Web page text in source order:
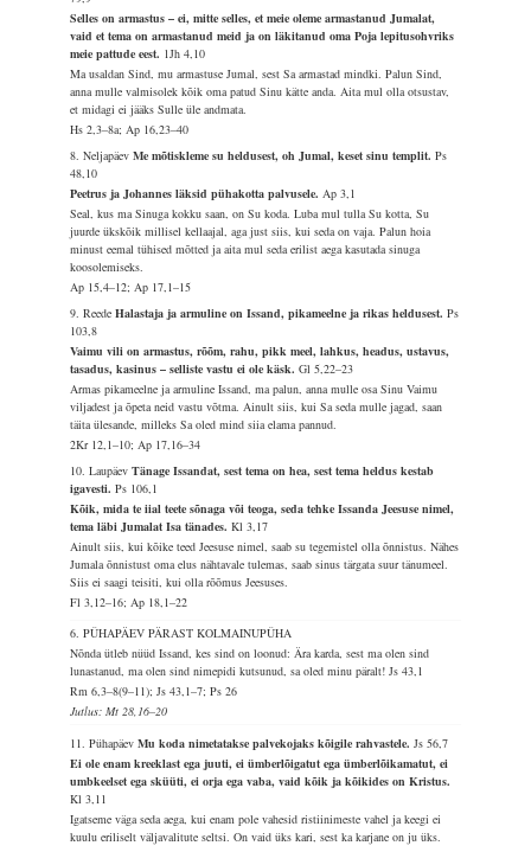
Selles on armastus – ei, mitte selles, et meie oleme armastanud Jumalat,
vaid et tema on armastanud meid ja on läkitanud oma Poja lepitusohvriks
meie pattude eest. 1Jh 4,10
Ma usaldan Sind, mu armastuse Jumal, sest Sa armastad mindki. Palun Sind,
anna mulle valmisolek kõik oma patud Sinu kätte anda. Aita mul olla otsustav,
et midagi ei jääks Sulle üle andmata.
Hs 2,3–8a; Ap 16,23–40
8. NeljapäevMe mõtiskleme su heldusest, oh Jumal, keset sinu templit.Ps
48,10
Peetrus ja Johannes läksid pühakotta palvusele.Ap 3,1
Seal, kus ma Sinuga kokku saan, on Su koda. Luba mul tulla Su kotta, Su
juurde ükskõik millisel kellaajal, aga just siis, kui seda on vaja. Palun hoia
minust eemal tühised mõtted ja aita mul seda erilist aega kasutada sinuga
koosolemiseks.
Ap 15,4–12; Ap 17,1–15
9. ReedeHalastaja ja armuline on Issand, pikameelne ja rikas heldusest.Ps
103,8
Vaimu vili on armastus, rõõm, rahu, pikk meel, lahkus, headus, ustavus,
tasadus, kasinus – selliste vastu ei ole käsk.Gl 5,22–23
Armas pikameelne ja armuline Issand, ma palun, anna mulle osa Sinu Vaimu
viljadest ja õpeta neid vastu võtma. Ainult siis, kui Sa seda mulle jagad, saan
täita ülesande, milleks Sa oled mind siia elama pannud.
2Kr 12,1–10; Ap 17,16–34
10. LaupäevTänage Issandat, sest tema on hea, sest tema heldus kestab
igavesti.Ps 106,1
Kõik, mida te iial teete sõnaga või teoga, seda tehke Issanda Jeesuse nimel,
tema läbi Jumalat Isa tänades.Kl 3,17
Ainult siis, kui kõike teed Jeesuse nimel, saab su tegemistel olla õnnistus. Nähes
Jumala õnnistust oma elus nähtavale tulemas, saab sinus tärgata suur tänumeel.
Siis ei saagi teisiti, kui olla rõõmus Jeesuses.
Fl 3,12–16; Ap 18,1–22
6. PÜHAPÄEV PÄRAST KOLMAINUPÜHA
Nõnda ütleb nüüd Issand, kes sind on loonud: Ära karda, sest ma olen sind
lunastanud, ma olen sind nimepidi kutsunud, sa oled minu päralt!Js 43,1
Rm 6,3–8(9–11); Js 43,1–7; Ps 26
Jutlus: Mt 28,16–20
11. PühapäevMu koda nimetatakse palvekojaks kõigile rahvastele.Js 56,7
Ei ole enam kreeklast ega juuti, ei ümberlõigatut ega ümberlõikamatut, ei
umbkeelset ega sküüti, ei orja ega vaba, vaid kõik ja kõikides on Kristus.
Kl 3,11
Igatseme väga seda aega, kui enam pole vahesid ristiinimeste vahel ja keegi ei
kuulu eriliselt väljavalitute seltsi. On vaid üks kari, sest ka karjane on ju üks.